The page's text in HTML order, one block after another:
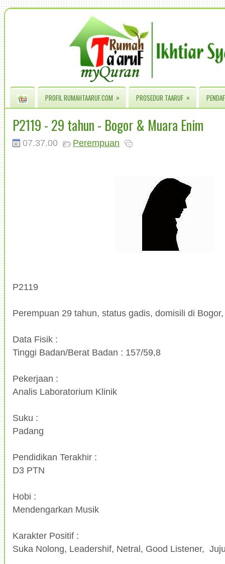
PROFIL RUMAHTAARUF.COM » PROSEDUR TAARUF »
P2119 - 29 tahun - Bogor & Muara Enim
07.37.00 Perempuan
P2119
Perempuan 29 tahun, status gadis, domisili di
Data Fisik :
Tinggi Badan/Berat Badan : 157/59,8
Pekerjaan :
Analis Laboratorium Klinik
Suku :
Padang
Pendidikan Terakhir :
D3 PTN
Hobi :
Mendengarkan Musik
Karakter Positif :
Suka Nolong, Leadershif, Netral, Good Listener,